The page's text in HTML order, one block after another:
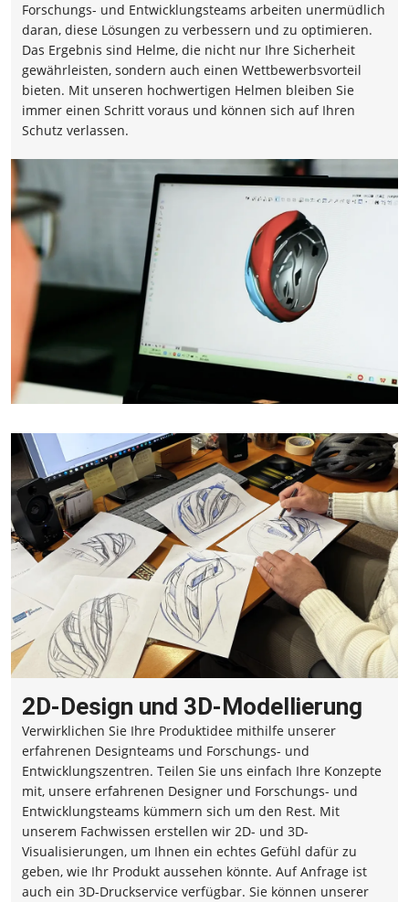
Forschungs- und Entwicklungsteams arbeiten unermüdlich
daran, diese Lösungen zu verbessern und zu optimieren.
Das Ergebnis sind Helme, die nicht nur Ihre Sicherheit
gewährleisten, sondern auch einen Wettbewerbsvorteil
bieten. Mit unseren hochwertigen Helmen bleiben Sie
immer einen Schritt voraus und können sich auf Ihren
Schutz verlassen.
2D-Design und 3D-Modellierung
Verwirklichen Sie Ihre Produktidee mithilfe unserer
erfahrenen Designteams und Forschungs- und
Entwicklungszentren. Teilen Sie uns einfach Ihre Konzepte
mit, unsere erfahrenen Designer und Forschungs- und
Entwicklungsteams kümmern sich um den Rest. Mit
unserem Fachwissen erstellen wir 2D- und 3D-
Visualisierungen, um Ihnen ein echtes Gefühl dafür zu
geben, wie Ihr Produkt aussehen könnte. Auf Anfrage ist
auch ein 3D-Druckservice verfügbar. Sie können unserer